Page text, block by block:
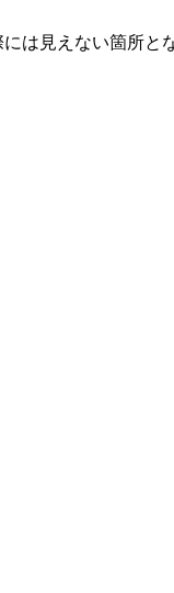
は見えない箇所と